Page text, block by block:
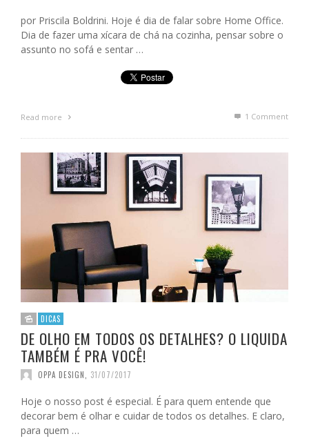
por Priscila Boldrini. Hoje é dia de falar sobre Home Office.
Dia de fazer uma xícara de chá na cozinha, pensar sobre o
assunto no sofá e sentar …
Read more 1 Comment
DICAS
DE OLHO EM TODOS OS DETALHES? O LIQUIDA
TAMBÉM É PRA VOCÊ!
OPPA DESIGN 31/07/2017
Hoje o nosso post é especial. É para quem entende que
decorar bem é olhar e cuidar de todos os detalhes. E claro,
para quem …